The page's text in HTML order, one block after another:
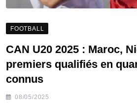
FOOTBALL
CAN U20 2025 : Maroc,
premiers qualifiés en
connus
08/05/2025